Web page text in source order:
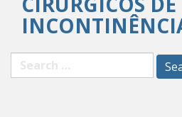
Search
for: